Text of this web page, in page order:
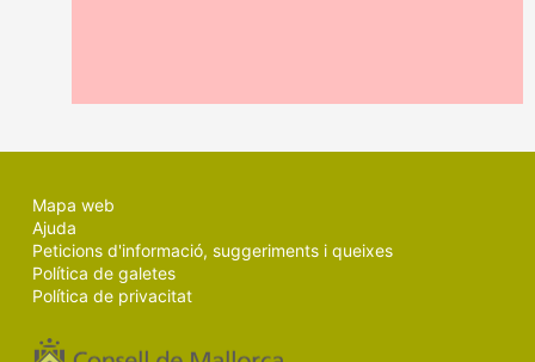
Mapa web
Ajuda
Peticions d'informació, suggeriments i queixes
Política de galetes
Política de privacitat